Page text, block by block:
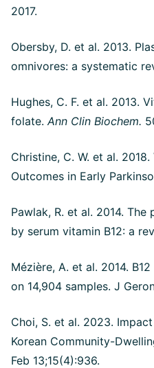
2017.
Obersby, D. et al. 2013.
omnivores: a systematic
Hughes, C. F. et al. 2013.
folate.Ann Clin Biochem.
Christine, C. W. et al.
Outcomes in Early
Pawlak, R. et al. 2014.
by serum vitamin B12: a
Mézière, A. et al. 2014.
on 14,904 samples. J
Choi, S. et al. 2023.
Korean Community-
Feb 13;15(4):936.